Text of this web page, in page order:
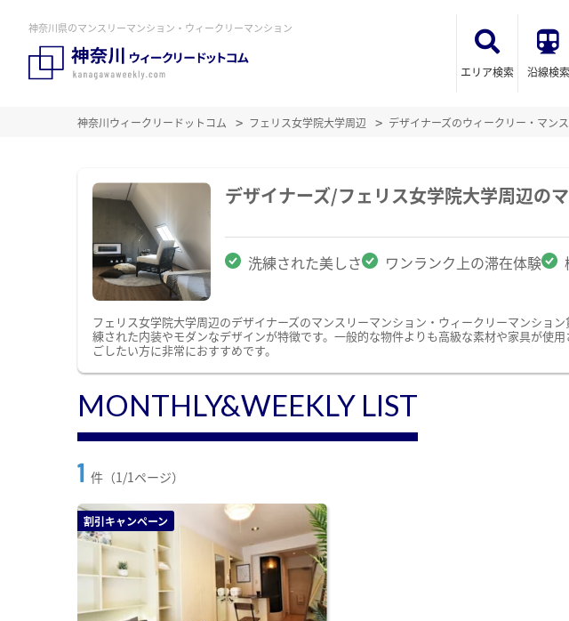
神奈川県のマンスリーマンション・ウィークリーマンション
エリア検索 沿線検索
神奈川ウィークリードットコム フェリス女学院大学周辺 デザイナーズのウィークリー・マン
デザイナーズ/フェリス女学院大学周辺の
洗練された美しさ ワンランク上の滞在体験
フェリス女学院大学周辺のデザイナーズのマンスリーマンション・ウィークリーマンショ
練された内装やモダンなデザインが特徴です。一般的な物件よりも高級な素材や家具が使
ごしたい方に非常におすすめです。
MONTHLY&WEEKLY LIST
1 件（1/1ページ）
割引キャンペーン